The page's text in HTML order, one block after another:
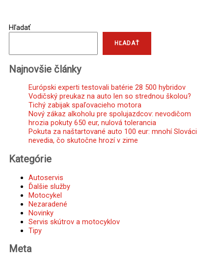
Hľadať
HĽADAŤ
Najnovšie články
Európski experti testovali batérie 28 500 hybridov
Vodičský preukaz na auto len so strednou školou?
Tichý zabijak spaľovacieho motora
Nový zákaz alkoholu pre spolujazdcov: nevodičom
hrozia pokuty 650 eur, nulová tolerancia
Pokuta za naštartované auto 100 eur: mnohí Slováci
nevedia, čo skutočne hrozí v zime
Kategórie
Autoservis
Ďalšie služby
Motocykel
Nezaradené
Novinky
Servis skútrov a motocyklov
Tipy
Meta